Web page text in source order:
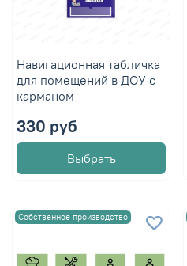
Навигационная табличка
для помещений в ДОУ с
карманом
330 руб
Выбрать
Собственное производство